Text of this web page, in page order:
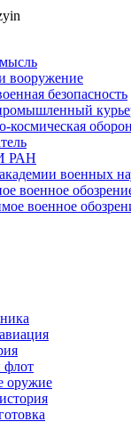
вооружение
безопасность
космическая
РАН
военных
военное
военное
оружие